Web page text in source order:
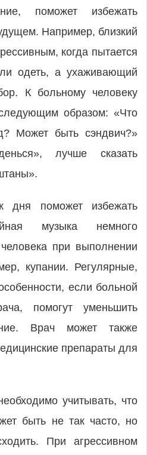
поможет избежать
Например, близкий
когда пытается
одеть, а ухаживающий
К больному человеку
образом: «Что
Может быть сэндвич?»
лучше сказать
дня поможет избежать
музыка немного
при выполнении
купании. Регулярные,
если больной
помогут уменьшить
Врач может также
препараты для
учитывать, что
быть не так часто, но
При агрессивном